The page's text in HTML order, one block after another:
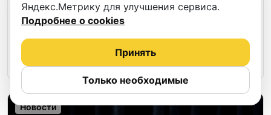
Никаких студийных стен, никаких «приезжайте
к нам»: профессионалы сами приедут к вам с
микрофонами, камерами и всем необходимым.
16.04.2026
Новости
Яндекс.Метрику для улучшения сервиса.
Подробнее о cookies
Только необходимые
Принять